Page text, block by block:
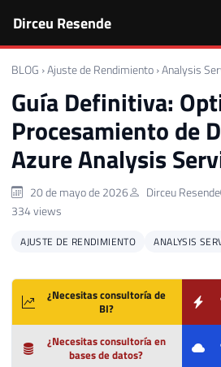
Dirceu Resende
BLOG ›Ajuste de Rendimiento ›Analysis
Guía Definitiva:
Procesamiento de
Azure Analysis
20 de mayo de 2026 Dirceu Resende
334 views
AJUSTE DE RENDIMIENTO ANALYSIS
¿Necesitas consultoría de
BI?
¿Necesitas consultoría en
bases de datos?